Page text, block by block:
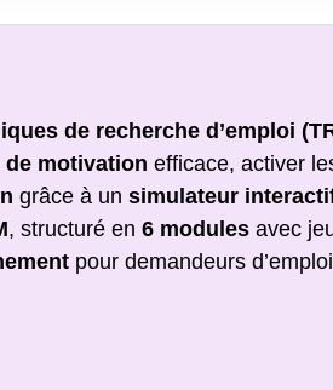
de recherche d’emploi
de motivation efficace, activer
grâce à un simulateur
, structuré en 6 modulesavec
pour demandeurs